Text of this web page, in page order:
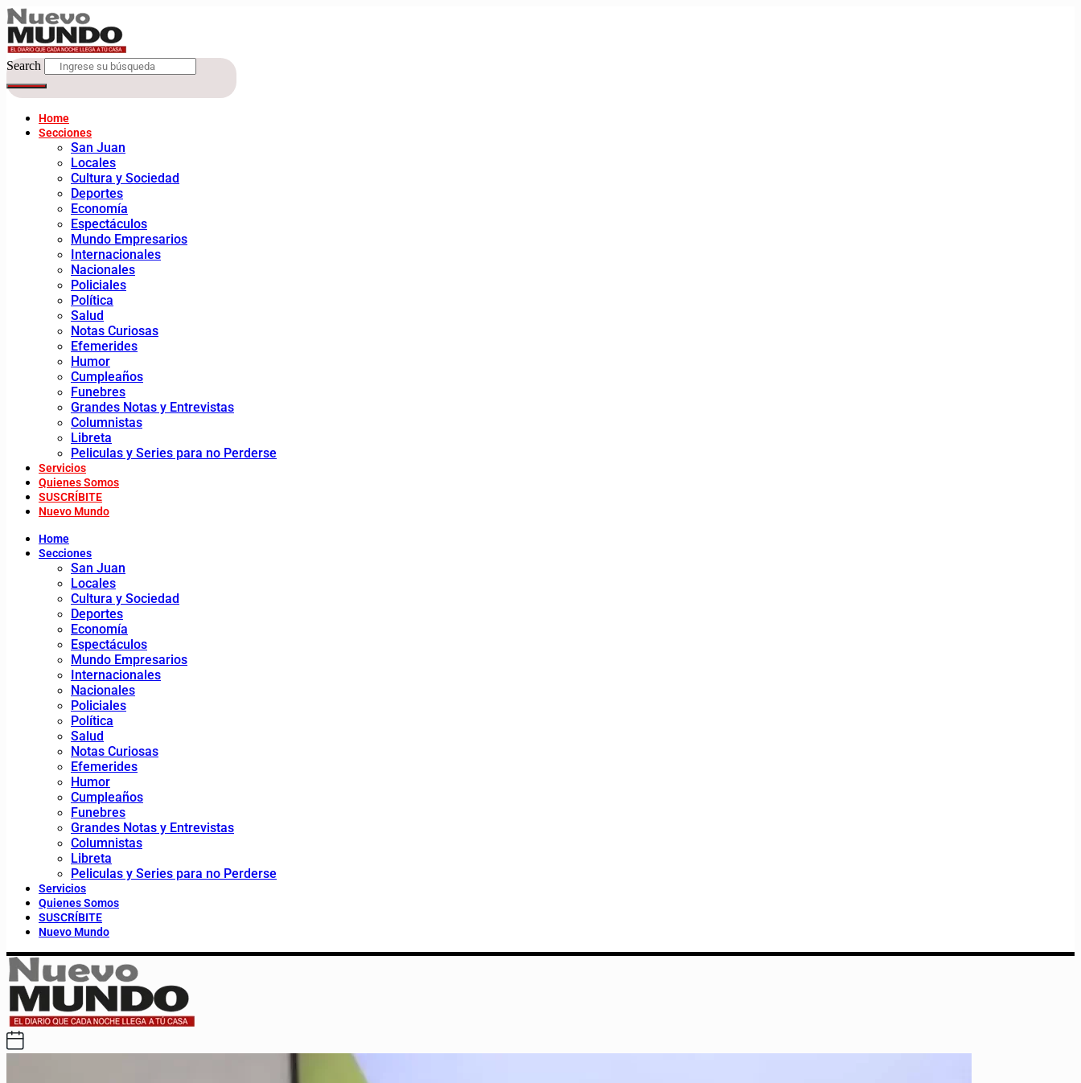
Search
Home
Secciones
San Juan
Locales
Cultura y Sociedad
Deportes
Economía
Espectáculos
Mundo Empresarios
Internacionales
Nacionales
Policiales
Política
Salud
Notas Curiosas
Efemerides
Humor
Cumpleaños
Funebres
Grandes Notas y Entrevistas
Columnistas
Libreta
Peliculas y Series para no Perderse
Servicios
Quienes Somos
SUSCRÍBITE
Nuevo Mundo
Home
Secciones
San Juan
Locales
Cultura y Sociedad
Deportes
Economía
Espectáculos
Mundo Empresarios
Internacionales
Nacionales
Policiales
Política
Salud
Notas Curiosas
Efemerides
Humor
Cumpleaños
Funebres
Grandes Notas y Entrevistas
Columnistas
Libreta
Peliculas y Series para no Perderse
Servicios
Quienes Somos
SUSCRÍBITE
Nuevo Mundo